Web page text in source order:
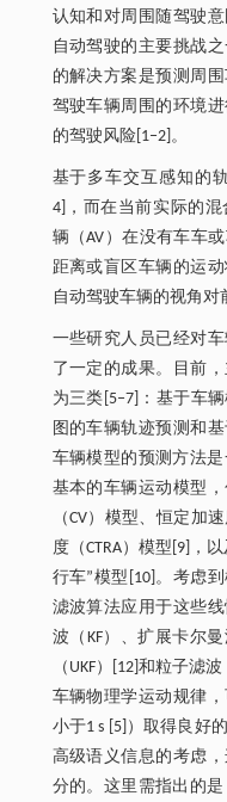
认知和对周围随驾驶
自动驾驶的主要挑战
的解决方案是预测周
驾驶车辆周围的环境
的驾驶风险[1‒2]。
基于多车交互感知的
4]，而在当前实际的
辆（AV）在没有车车
距离或盲区车辆的运
自动驾驶车辆的视角对
一些研究人员已经对
了一定的成果。目前
为三类[5‒7]：基于车
图的车辆轨迹预测和
车辆模型的预测方法
基本的车辆运动模型
（CV）模型、恒定加
度（CTRA）模型[9]，
行车”模型[10]。考虑
滤波算法应用于这些
波（KF）、扩展卡尔
（UKF）[12]和粒子滤
车辆物理学运动规律
小于1 s [5]）取得良好
高级语义信息的考虑
分的。这里需指出的